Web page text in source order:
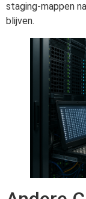
staging-mappen
blijven.